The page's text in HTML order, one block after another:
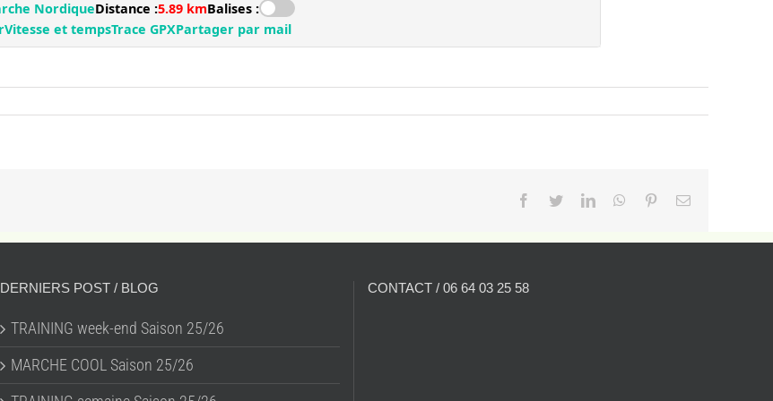
Facebook
TwitterLinkedInWhatsApp
PinterestEmail
DERNIERS POST / BLOG
TRAINING week-end Saison 25/26
MARCHE COOL Saison 25/26
CONTACT / 06 64 03 25 58